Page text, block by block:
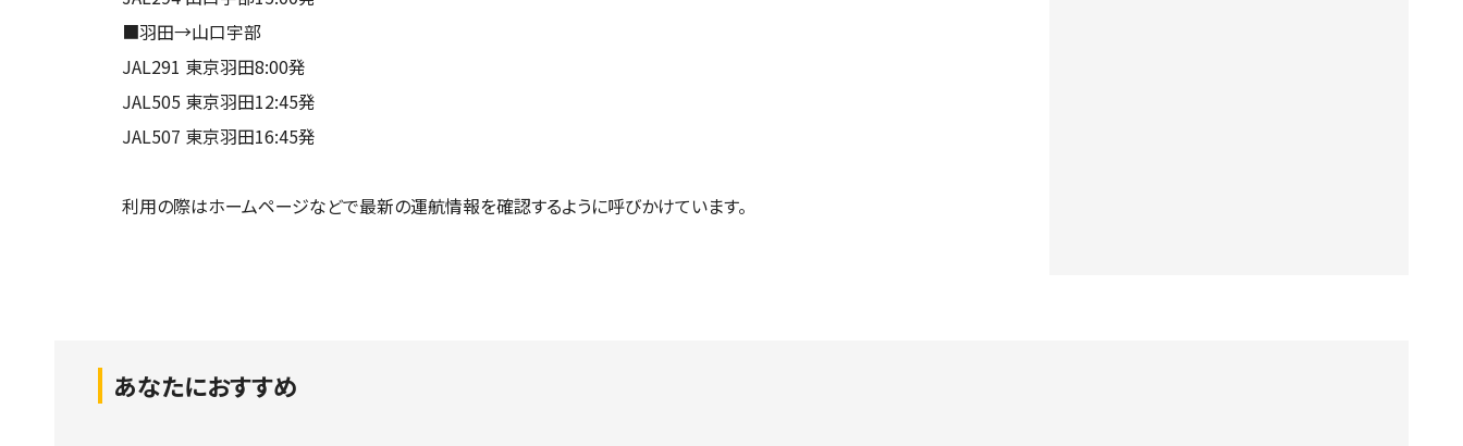
■羽田→山口宇部
JAL291 東京羽田8:00発
JAL505 東京羽田12:45発
JAL507 東京羽田16:45発
利用の際はホームページなどで最新の運航情報を確認するように呼びかけています。
あなたにおすすめ